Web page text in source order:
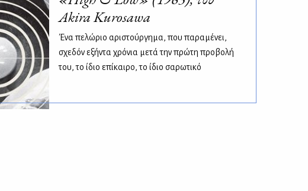
Akira Kurosawa
Ένα πελώριο αριστούργημα, που παραμένει,
σχεδόν εξήντα χρόνια μετά την πρώτη προβολή
του, το ίδιο επίκαιρο, το ίδιο σαρωτικό